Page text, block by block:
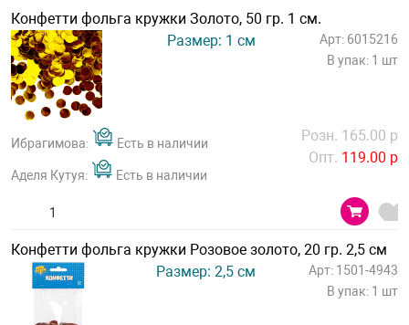
Конфетти фольга кружки Золото, 50 гр. 1 см.
Размер: 1 см
Арт: 6015216
В упак: 1 шт
Ибрагимова: Есть в наличии
Аделя Кутуя: Есть в наличии
Розн. 165.00 р
Опт. 119.00 р
Конфетти фольга кружки Розовое золото, 20 гр. 2,5 см
Размер: 2,5 см
Арт: 1501-4943
В упак: 1 шт